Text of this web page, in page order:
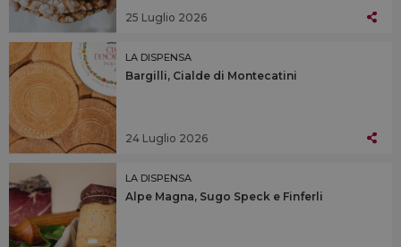
25 Luglio 2026
LA DISPENSA
Bargilli, Cialde di Montecatini
24 Luglio 2026
LA DISPENSA
Alpe Magna, Sugo Speck e Finferli